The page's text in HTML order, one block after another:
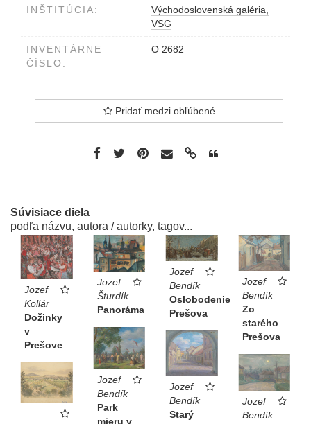
INŠTITÚCIA:
Východoslovenská galéria,
VSG
INVENTÁRNE
ČÍSLO:
O 2682
Pridať medzi obľúbené
Súvisiace diela
podľa názvu, autora / autorky, tagov...
Jozef
Kollár
Dožinky
v
Prešove
Jozef
Šturdík
Panoráma
Jozef
Bendík
Oslobodenie
Prešova
Jozef
Bendík
Zo
starého
Prešova
Jozef
Bendík
Park
mieru v
Jozef
Bendík
Starý
Jozef
Bendík